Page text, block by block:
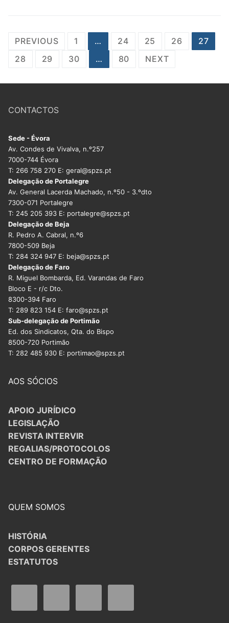
Paginação
dos
PREVIOUS 1 … 24 25 26
27
28
29 30 … 80 NEXT
CONTACTOS
Sede - Évora
Av. Condes de Vivalva, n.º257
7000-744 Évora
T: 266 758 270 E: geral@spzs.pt
Delegação de Portalegre
Av. General Lacerda Machado, n.º50 - 3.ºdto
7300-071 Portalegre
T: 245 205 393 E: portalegre@spzs.pt
Delegação de Beja
R. Pedro A. Cabral, n.º6
7800-509 Beja
T: 284 324 947 E: beja@spzs.pt
Delegação de Faro
R. Miguel Bombarda, Ed. Varandas de Faro
Bloco E - r/c Dto.
8300-394 Faro
T: 289 823 154 E: faro@spzs.pt
Sub-delegação de Portimão
Ed. dos Sindicatos, Qta. do Bispo
8500-720 Portimão
T: 282 485 930 E: portimao@spzs.pt
AOS SÓCIOS
APOIO JURÍDICO
LEGISLAÇÃO
REVISTA INTERVIR
REGALIAS/PROTOCOLOS
CENTRO DE FORMAÇÃO
QUEM SOMOS
HISTÓRIA
CORPOS GERENTES
ESTATUTOS